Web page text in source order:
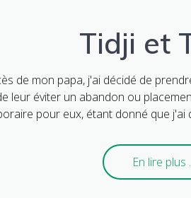
Tidji et
de mon papa, j'ai décidé de
leur éviter un abandon ou
pour eux, étant donné que j'ai
En lire plus